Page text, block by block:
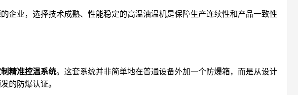
企业，选择技术成熟、性能稳定的高温油温机是保障生产连续性和产品一致性
精准控温系统。这套系统并非简单地在普通设备外加一个防爆箱，而是从设计
的防爆认证。